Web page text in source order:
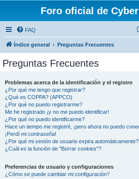
Foro oficial de
FAQ
Índice general Preguntas Frecuentes
Preguntas Frecuentes
Problemas acerca de la identificación y el registro
¿Por qué me tengo que registrar?
¿Qué es COPPA? (APPCO)
¿Por qué no puedo registrarme?
Me he registrado ¡y no me puedo identificar!
¿Por qué no puedo identificarme?
Hace un tiempo me registré, ¡pero ahora no puedo
¡Perdí mi contraseña!
¿Por qué mi sesión de usuario expira automáticamente?
¿Cuál es la función de "Borrar cookies"?
Preferencias de usuario y configuraciones
¿Cómo se puede cambiar mi configuración?